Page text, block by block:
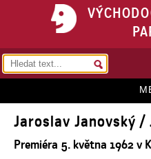
Jaroslav Janovský /
Premiéra 5. května 1962 v